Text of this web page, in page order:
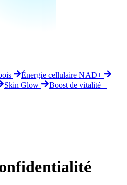
Énergie cellulaire NAD+
Skin Glow
Boost de vitalité –